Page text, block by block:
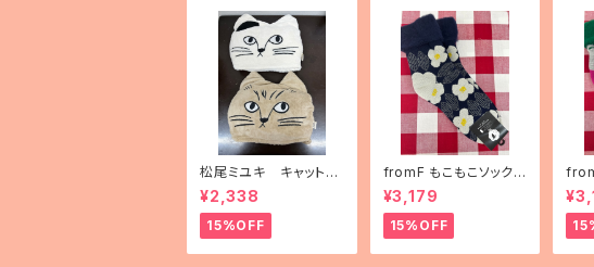
松尾ミユキ キャットフ
ェイスブランケット
¥2,338
15%OFF
fromF もこもこソックス
「kukkapuutarha（花
畑）」
¥3,179
15%OFF
「